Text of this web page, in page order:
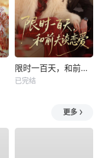
限时一百天，和前夫谈恋爱
已完结
更多